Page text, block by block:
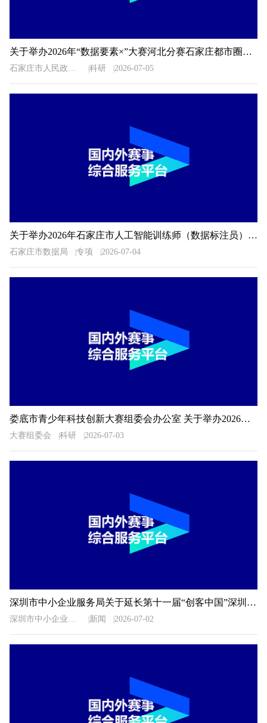
关于举办2026年“数据要素×”大赛河北分赛石家庄都市圈地方赛的通知
石家庄市人民政府办公室 科研 2026-07-05
关于举办2026年石家庄市人工智能训练师（数据标注员）职业技能大赛的通知
石家庄市数据局 专项 2026-07-04
娄底市青少年科技创新大赛组委会办公室 关于举办2026年娄底市青少年科技创新大赛的预通知
大赛组委会 科研 2026-07-03
深圳市中小企业服务局关于延长第十一届“创客中国”深圳市中小企业创新创业大赛暨“专精特新”企业创新创业大赛报名时间的通知
深圳市中小企业服务局 新闻 2026-07-02